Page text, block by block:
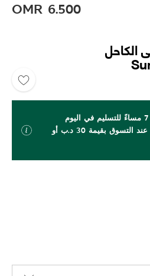
OMR 6.500
حتى الكاحل
اطلب بحلول الساعة 7 مساءً للتسليم في اليوم
التالي. توصيل مجاني عند التسوق بقيمة 30 د.ب أو